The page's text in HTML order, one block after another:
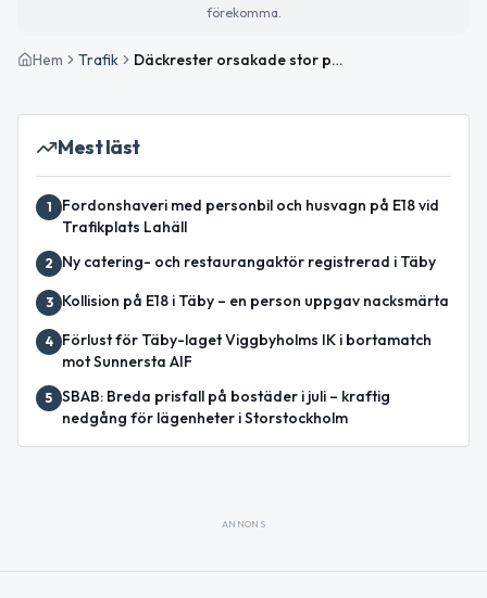
förekomma.
Hem Trafik Däckrester orsakade stor påverkan på E18 mellan Ullna och Arninge
Mest läst
1
Fordonshaveri med personbil och husvagn på E18 vid
Trafikplats Lahäll
2 Ny catering- och restaurangaktör registrerad i Täby
3 Kollision på E18 i Täby – en person uppgav nacksmärta
4
Förlust för Täby-laget Viggbyholms IK i bortamatch
mot Sunnersta AIF
5 SBAB: Breda prisfall på bostäder i juli – kraftig
nedgång för lägenheter i Storstockholm
ANNONS